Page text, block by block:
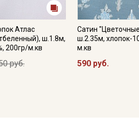
Атлас
ш.1.8м,
200гр/м.кв
руб.
Сатин
ш.2.35м, хлопок-
м.кв
590 руб.